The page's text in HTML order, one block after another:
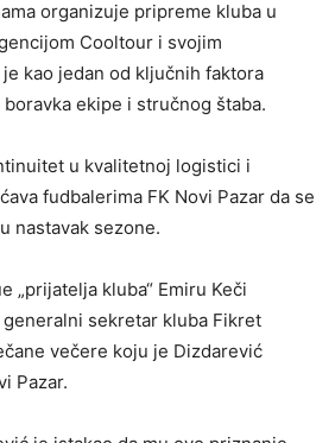
organizuje pripreme kluba u
Cooltour i svojim
kao jedan od ključnih faktora
ekipe i stručnog štaba.
u kvalitetnoj logistici i
fudbalerima FK Novi Pazar da se
nastavak sezone.
„prijatelja kluba“ Emiru Keči
sekretar kluba Fikret
večere koju je Dizdarević
Pazar.